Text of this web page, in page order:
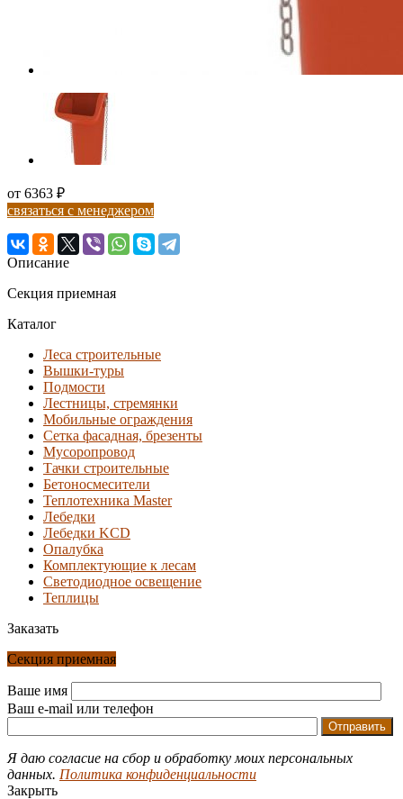
от 6363 ₽
связаться с менеджером
Описание
Секция приемная
Каталог
Леса строительные
Вышки-туры
Подмости
Лестницы, стремянки
Мобильные ограждения
Сетка фасадная, брезенты
Мусоропровод
Тачки строительные
Бетоносмесители
Теплотехника Master
Лебедки
Лебедки KCD
Опалубка
Комплектующие к лесам
Светодиодное освещение
Теплицы
Заказать
Секция приемная
Ваше имя
Ваш e-mail или телефон
Я даю согласие на сбор и обработку моих персональных
данных. Политика конфиденциальности
Закрыть